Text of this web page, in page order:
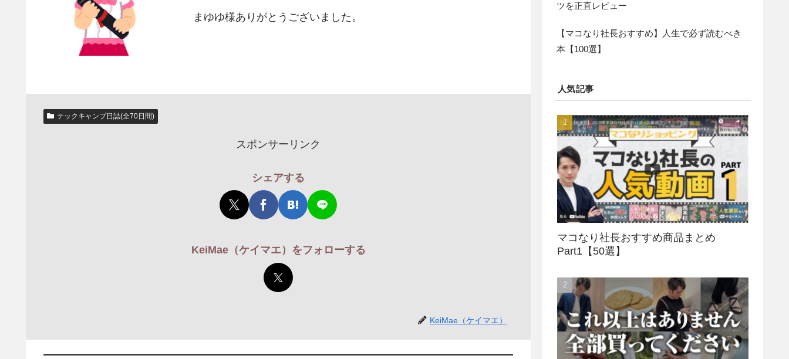
まゆゆ様ありがとうございました。
テックキャンプ日誌(全70日間)
スポンサーリンク
シェアする
KeiMae（ケイマエ）をフォローする
KeiMae（ケイマエ）
ツを正直レビュー
【マコなり社長おすすめ】人生で必ず読むべき
本【100選】
人気記事
マコなり社長おすすめ商品まとめ
Part1【50選】